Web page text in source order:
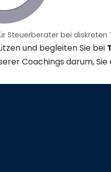
Steuerberater bei diskreten
und begleiten Sie bei
Coachings darum, Sie